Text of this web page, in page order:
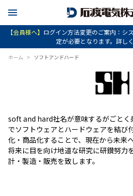
【会員様へ】 ログイン方法変更のご案内：シ
定が必要となります。詳し
ホーム > ソフトアンドハード
soft and hard社名が意味するがごとく
でソフトウェアとハードウェアを結び
化・商品化することで、現在から未来
将来に目を向け地道な研究に研鑚努力
計・製造・販売を致します。